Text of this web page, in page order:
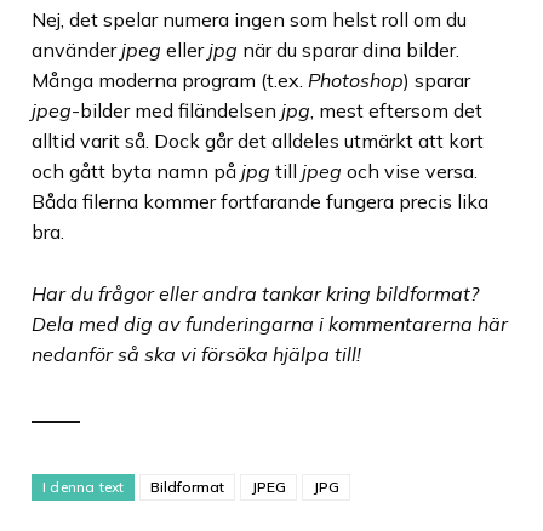
Nej, det spelar numera ingen som helst roll om du
använderjpeg ellerjpg när du sparar dina bilder.
Många moderna program (t.ex. Photoshop) sparar
jpeg-bilder med filändelsen jpg , mest eftersom det
alltid varit så. Dock går det alldeles utmärkt att kort
och gått byta namn på jpg till jpeg och vise versa.
Båda filerna kommer fortfarande fungera precis lika
bra.
Har du frågor eller andra tankar kring bildformat?
Dela med dig av funderingarna i kommentarerna här
nedanför så ska vi försöka hjälpa till!
I denna text Bildformat JPEG JPG